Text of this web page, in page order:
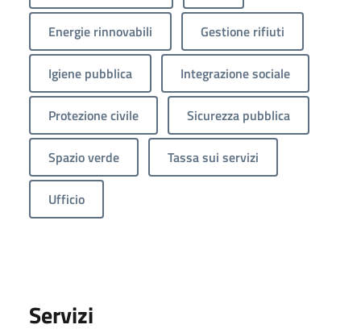
Energie rinnovabili Gestione rifiuti
Igiene pubblica Integrazione sociale
Protezione civile Sicurezza pubblica
Spazio verde Tassa sui servizi
Ufficio
Servizi